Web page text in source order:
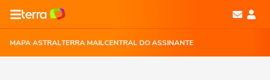
MAPA ASTRALTERRA MAILCENTRAL DO ASSINANTE